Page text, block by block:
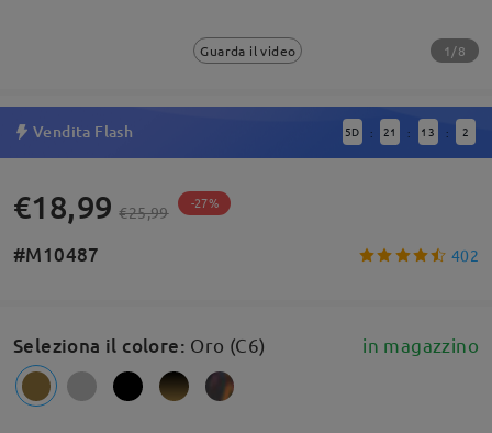
Guarda il video 1/8
Vendita Flash 5D : 21 : 13 : 2
€18,99 €25,99 -27%
#M10487 402
Seleziona il colore: Oro (C6) in magazzino